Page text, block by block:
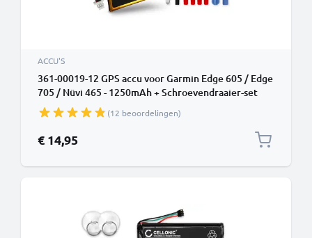
ACCU'S
361-00019-12 GPS accu voor Garmin Edge 605 / Edge
705 / Nüvi 465 - 1250mAh + Schroevendraaier-set
vervangende batterij navigatie
(12 beoordelingen)
€ 14,95